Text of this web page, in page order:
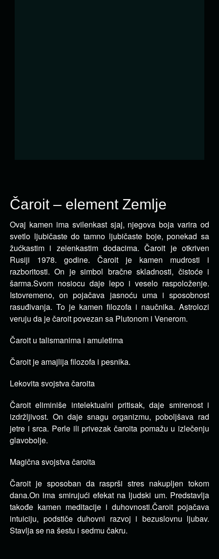
Čaroit – element Zemlje
Ovaj kamen ima svilenkast sjaj, njegova boja varira od
svetlo ljubičaste do tamno ljubičaste boje, ponekad sa
žućkastim i zelenkastim dodacima. Čaroit je otkriven
Rusiji 1978. godine. Čaroit je kamen mudrosti i
razboritosti. On je simbol bračne skladnosti, čistoće i
šarma.Svom nosiocu daje lepo i veselo raspoloženje.
Istovremeno, on pojačava jasnoću uma i sposobnost
rasuđivanja. To je kamen filozofa i naučnika. Astrolozi
veruju da je čaroit povezan sa Plutonom i Venerom.
Čaroit u talismanima i amuletima
Čaroit je amajlija filozofa i pesnika.
Lekovita svojstva čaroita
Čaroit eliminiše intelektualni pritisak, daje smirenost i
izdržljivost. On daje snagu organizmu, poboljšava rad
jetre i srca. Perle ili privezak čaroita pomažu u izlečenju
glavobolje.
Magična svojstva čaroita
Čaroit je sposoban da rasprši stres nakupljen tokom
dana.On ima smirujući efekat na ljudski um. Predstavlja
takođe kamen meditacije i duhovnosti.Čaroit pojačava
intuiciju, podstiče duhovni razvoj i bezuslovnu ljubav.
Stavlja se na šestu i sedmu čakru.